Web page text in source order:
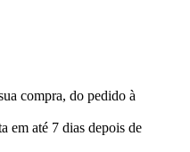
compra, do pedido à
em até 7 dias depois de